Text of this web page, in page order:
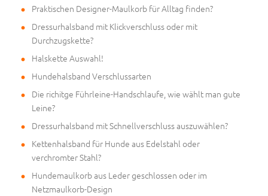
Praktischen Designer-Maulkorb für Alltag finden?
Dressurhalsband mit Klickverschluss oder mit
Durchzugskette?
Halskette Auswahl!
Hundehalsband Verschlussarten
Die richitge Führleine-Handschlaufe, wie wählt man gute
Leine?
Dressurhalsband mit Schnellverschluss auszuwählen?
Kettenhalsband für Hunde aus Edelstahl oder
verchromter Stahl?
Hundemaulkorb aus Leder geschlossen oder im
Netzmaulkorb-Design